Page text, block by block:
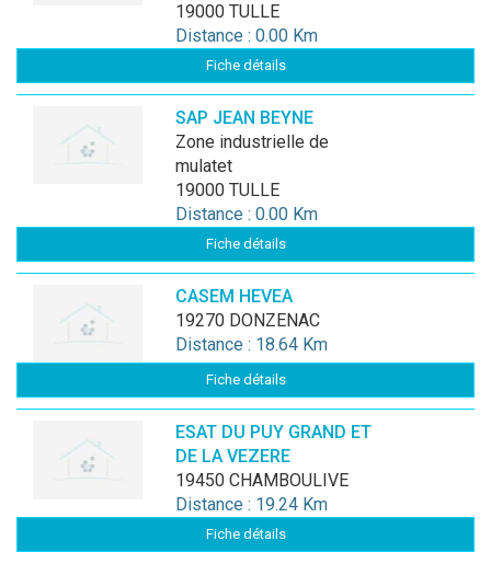
19000 TULLE
Distance : 0.00 Km
Fiche détails
SAP JEAN BEYNE
zone industrielle de
mulatet
19000 TULLE
Distance : 0.00 Km
Fiche détails
CASEM HEVEA
19270 DONZENAC
Distance : 18.64 Km
Fiche détails
ESAT DU PUY GRAND ET
DE LA VEZERE
19450 CHAMBOULIVE
Distance : 19.24 Km
Fiche détails